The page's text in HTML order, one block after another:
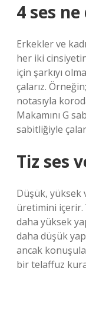
4 ses
Erkekler ve
her iki
için şarkıyı
çalarız.
notasıyla
Makamını G
sabitliğiyle
Tiz ses
Düşük, yüksek
üretimini içerir.
daha yüksek
daha düşük
ancak
bir telaffuz